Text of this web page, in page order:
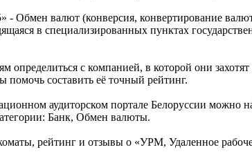
Обмен валют (конверсия, конвертирование
в специализированных пунктах
определиться с компанией, в которой они
составить её точный рейтинг.
аудиторском портале Белоруссии
Банк, Обмен валюты.
рейтинг и отзывы о «УРМ, Удаленное